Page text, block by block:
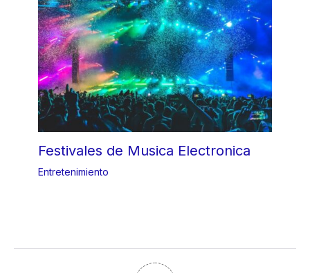
Festivales de Musica Electronica
Entretenimiento